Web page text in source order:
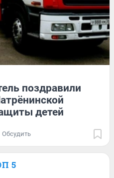
поздравили
детей
Обсудить
5